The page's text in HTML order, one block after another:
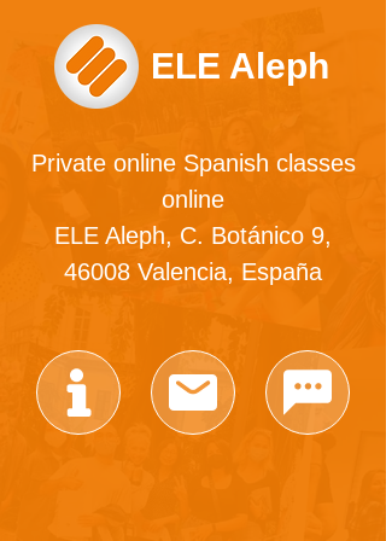
ELE Aleph
Private online Spanish classes
online
ELE Aleph, C. Botánico 9,
46008 Valencia, España